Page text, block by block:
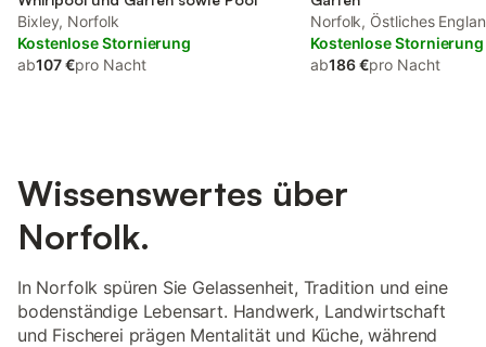
Bixley, Norfolk
Kostenlose Stornierung
ab107 €pro Nacht
Norfolk, Östliches
Kostenlose Stornierung
ab186 €pro Nacht
Wissenswertes über
Norfolk.
In Norfolk spüren Sie Gelassenheit, Tradition und eine
bodenständige Lebensart. Handwerk, Landwirtschaft
und Fischerei prägen Mentalität und Küche, während